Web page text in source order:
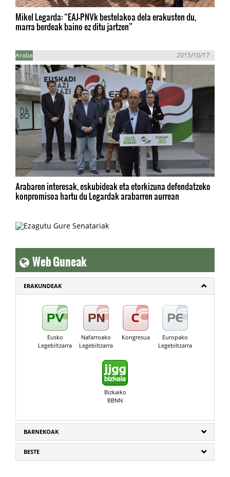
Mikel Legarda: “EAJ-PNVk bestelakoa dela erakusten du,
marra berdeak baino ez ditu jartzen”
Araba 2015/10/17
Arabaren interesak, eskubideak eta etorkizuna defendatzeko
konpromisoa hartu du Legardak arabarren aurrean
Web Guneak
ERAKUNDEAK
Eusko
Legebiltzarra
Nafarroako
Legebiltzarra
Kongresua
Europako
Legebiltzarra
Bizkaiko
BBNN
BARNEKOAK
BESTE